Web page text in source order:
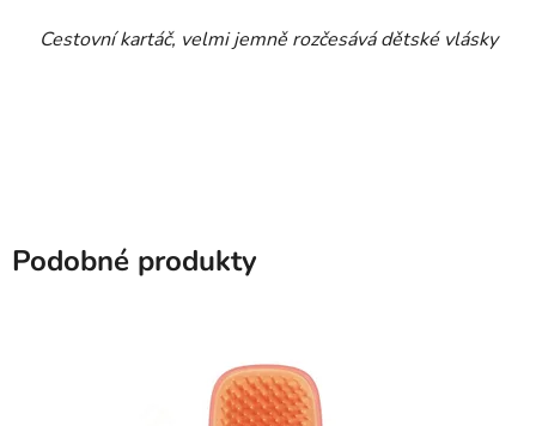
Cestovní kartáč, velmi jemně rozčesává dětské vlásky
Podobné produkty